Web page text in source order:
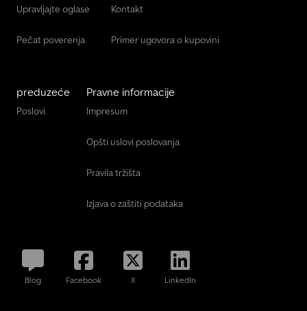
Upravljajte oglase
Pečat poverenja
Kontakt
Primer ugovora o kupovini
preduzeće
Poslovi
Pravne informacije
Impresum
Opšti uslovi poslovanja
Pravila tržišta
Izjava o zaštiti podataka
Blog Facebook X LinkedIn